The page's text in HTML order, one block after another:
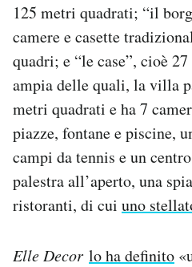
125 metri quadrati; “il
camere e casette
quadri; e “le case”, cioè
ampia delle quali, la villa
metri quadrati e ha 7
piazze, fontane e piscine,
campi da tennis e un
palestra all’aperto, una
ristoranti, di cui uno
Elle Decor lo ha definito